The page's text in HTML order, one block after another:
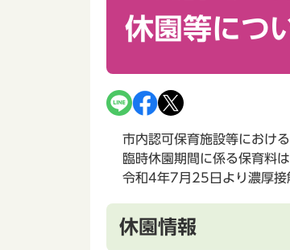
休園等につ
市内認可保育施設等におけ
臨時休園期間に係る保育料
令和4年7月25日より濃厚接
休園情報